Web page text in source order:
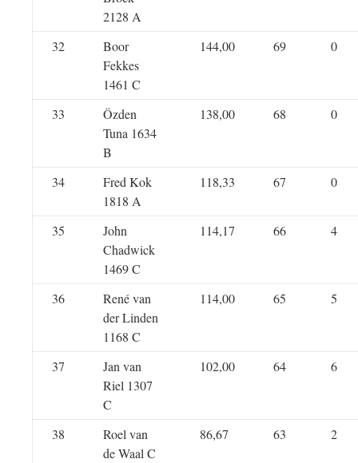
2128 A
32
Boor
Fekkes
1461 C
144,00 69 0
33
Özden
Tuna 1634
B
138,00 68 0
34
Fred Kok
1818 A
118,33 67 0
35
John
Chadwick
1469 C
114,17 66 4
36
René van
der Linden
1168 C
114,00 65 5
37
Jan van
Riel 1307
C
102,00 64 6
38
Roel van
de Waal C
86,67 63 2